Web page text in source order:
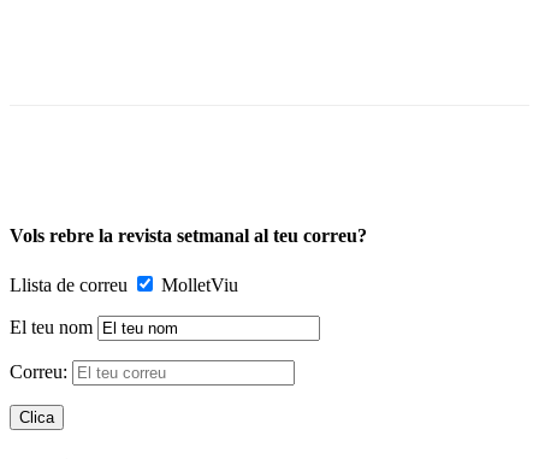
Vols rebre la revista setmanal al teu correu?
Llista de correu MolletViu
El teu nom
Correu: